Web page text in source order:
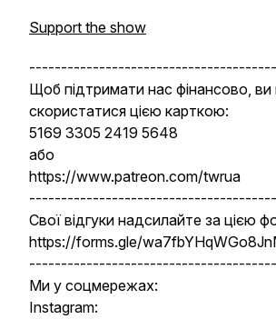
Support the show
Щоб підтримати нас фінансово,
скористатися цією карткою:
5169 3305 2419 5648
або
https://www.patreon.com/twrua
Свої відгуки надсилайте за цією
https://forms.gle/
Ми у соцмережах:
Instagram: